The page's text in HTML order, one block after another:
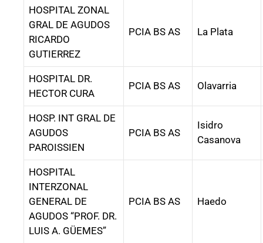
HOSPITAL ZONAL
GRAL DE AGUDOS
RICARDO
GUTIERREZ
PCIA BS AS La Plata
HOSPITAL DR.
HECTOR CURA
PCIA BS AS Olavarria
HOSP. INT GRAL DE
AGUDOS
PAROISSIEN
PCIA BS AS
Isidro
Casanova
HOSPITAL
INTERZONAL
GENERAL DE
AGUDOS “PROF. DR.
LUIS A. GÜEMES”
PCIA BS AS Haedo